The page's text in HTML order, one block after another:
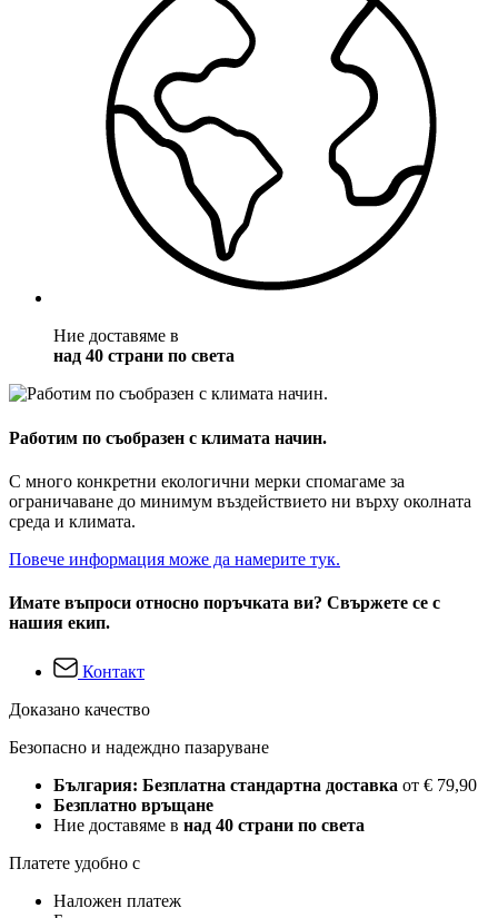
Ние доставяме в
над 40 страни по света
Работим по съобразен с климата начин.
С много конкретни екологични мерки спомагаме за
ограничаване до минимум въздействието ни върху околната
среда и климата.
Повече информация може да намерите тук.
Имате въпроси относно поръчката ви? Свържете се с
нашия екип.
Контакт
Доказано качество
Безопасно и надеждно пазаруване
България: Безплатна стандартна доставка от € 79,90
Безплатно връщане
Ние доставяме в над 40 страни по света
Платете удобно с
Наложен платеж